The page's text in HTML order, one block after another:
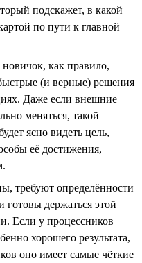
подскажет, в какой
по пути к главной
как правило,
(и верные) решения
Даже если внешние
меняться, такой
ясно видеть цель,
её достижения,
требуют определённости
готовы держаться этой
Если у процессников
хорошего результата,
оно имеет самые чёткие